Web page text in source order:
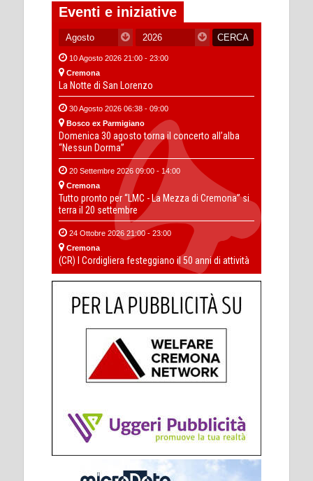
Eventi e iniziative
10 Agosto 2026 21:00 - 23:00
Cremona
La Notte di San Lorenzo
30 Agosto 2026 06:38 - 09:00
Bosco ex Parmigiano
Domenica 30 agosto torna il concerto all’alba
“Nessun Dorma”
20 Settembre 2026 09:00 - 14:00
Cremona
Tutto pronto per “LMC - La Mezza di Cremona” si
terra il 20 settembre
24 Ottobre 2026 21:00 - 23:00
Cremona
(CR) I Cordigliera festeggiano il 50 anni di attività